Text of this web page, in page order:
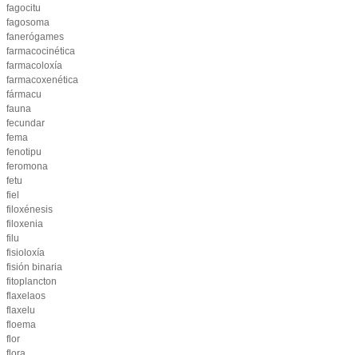
fagocitu
fagosoma
fanerógames
farmacocinética
farmacoloxía
farmacoxenética
fármacu
fauna
fecundar
fema
fenotipu
feromona
fetu
fiel
filoxénesis
filoxenia
filu
fisioloxía
fisión binaria
fitoplancton
flaxelaos
flaxelu
floema
flor